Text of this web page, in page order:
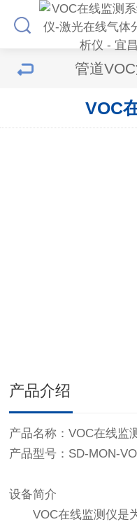
管道
VOC
产品介绍
产品名称：VOC在线监
产品型号：SD-MON-
设备简介
VOC在线监测仪是